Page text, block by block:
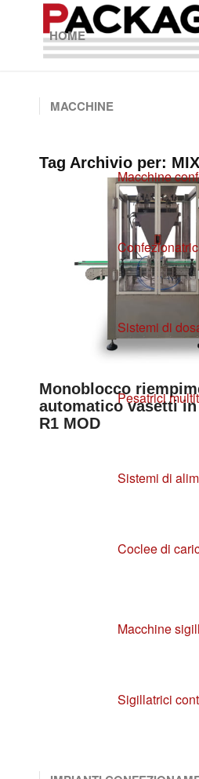
HOME
MACCHINE
Macchine
Sistemi di
Pesatrici
Sistemi di
Coclee di
Macchine
Sigillatrici
Tag Archivio per:
Monoblocco
automatico vasetti in
R1 MOD